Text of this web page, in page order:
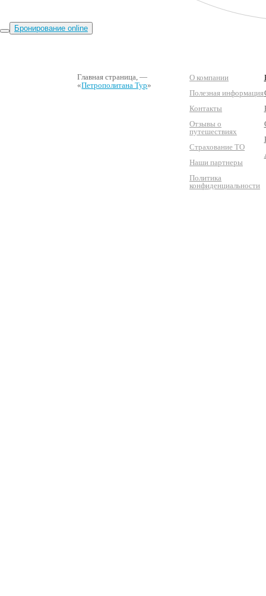
Главная страница, —
«Петрополитана Тур»
О компании
Полезная информация
Контакты
Отзывы о
путешествиях
Страхование ТО
Наши партнеры
Политика
конфиденциальности
Бронирование online